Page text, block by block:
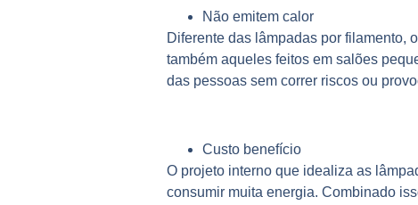
Não emitem calor
Diferente das lâmpadas por filamento,
também aqueles feitos em salões
das pessoas sem correr riscos ou
Custo benefício
O projeto interno que idealiza as
consumir muita energia. Combinado